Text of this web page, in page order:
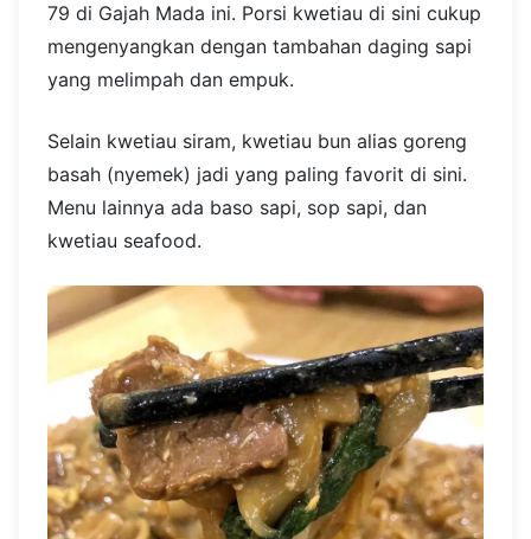
79 di Gajah Mada ini. Porsi kwetiau di sini cukup
mengenyangkan dengan tambahan daging sapi
yang melimpah dan empuk.
Selain kwetiau siram, kwetiau bun alias goreng
basah (nyemek) jadi yang paling favorit di sini.
Menu lainnya ada baso sapi, sop sapi, dan
kwetiau seafood.